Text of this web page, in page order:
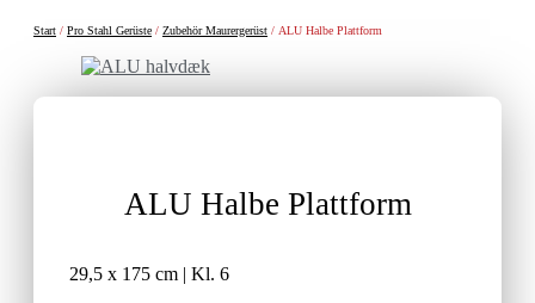
Start / Pro Stahl Gerüste / Zubehör Maurergerüst / ALU Halbe Plattform
ALU Halbe Plattform
29,5 x 175 cm | Kl. 6